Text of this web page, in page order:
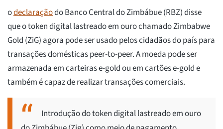
odeclaraçãodo Banco Central do Zimbábue (RBZ) disse
que o token digital lastreado em ouro chamado Zimbabwe
Gold (ZiG) agora pode ser usado pelos cidadãos do país para
transações domésticas peer-to-peer. A moeda pode ser
armazenada em carteiras e-gold ou em cartões e-gold e
também é capaz de realizar transações comerciais.
Introdução do token digital lastreado em ouro